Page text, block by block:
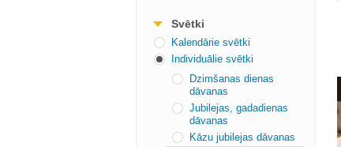
Svētki
Kalendārie svētki
Individuālie svētki
Dzimšanas dienas
dāvanas
Jubilejas, gadadienas
dāvanas
Kāzu jubilejas dāvanas